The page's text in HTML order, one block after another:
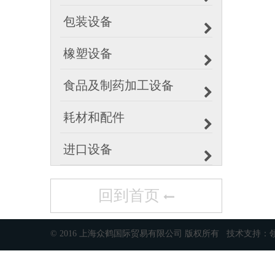
包装设备
橡塑设备
食品及制药加工设备
耗材和配件
进口设备
回到首页
© 2016 上海众鹤国际贸易有限公司 版权所有 技术支持：